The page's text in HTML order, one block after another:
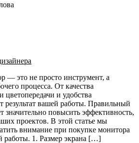
— это не просто инструмент, а
процесса. От качества
цветопередачи и удобства
результат вашей работы. Правильный
повысить эффективность,
проектов. В этой статье мы
внимание при покупке монитора
работы. 1. Размер экрана […]